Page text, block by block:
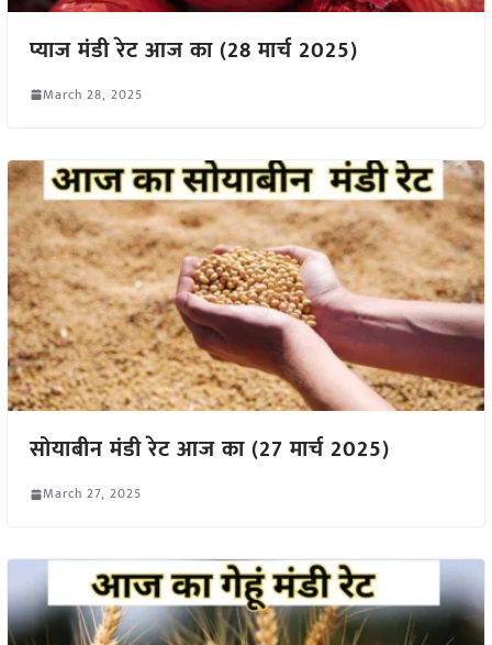
प्याज मंडी रेट आज का (28 मार्च 2025)
March 28, 2025
सोयाबीन मंडी रेट आज का (27 मार्च 2025)
March 27, 2025